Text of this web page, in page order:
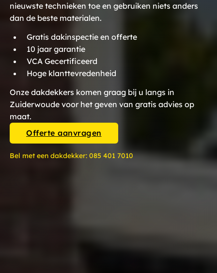
nieuwste technieken toe en gebruiken niets anders
dan de beste materialen.
Gratis dakinspectie en offerte
10 jaar garantie
VCA Gecertificeerd
Hoge klanttevredenheid
Onze dakdekkers komen graag bij u langs in
Zuiderwoude voor het geven van gratis advies op
maat.
Offerte aanvragen
Bel met een dakdekker: 085 401 7010